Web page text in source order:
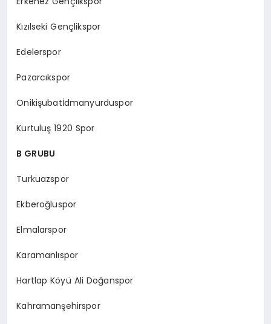
Kızılseki Gençlikspor
Edelerspor
Pazarcıkspor
Onikişubatİdmanyurduspor
Kurtuluş 1920 Spor
B GRUBU
Turkuazspor
Ekberoğluspor
Elmalarspor
Karamanlıspor
Hartlap Köyü Ali Doğanspor
Kahramanşehirspor